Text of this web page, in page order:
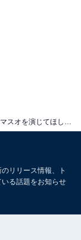
『サザエさん』でマスオを演じてほしい俳優ランキング！ 同率2位は「星野源」「西島秀俊」、1位は？
リリース情報、ト
る話題をお知らせ